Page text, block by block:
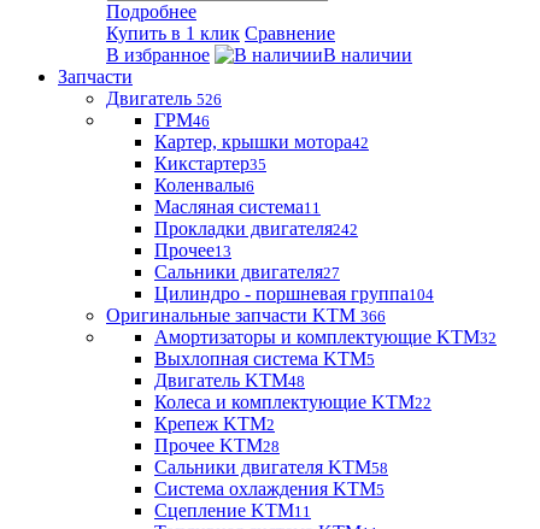
Подробнее
Купить в 1 клик Сравнение
В избранное
В наличии
Запчасти
Двигатель 526
ГРМ46
Картер, крышки мотора42
Кикстартер35
Коленвалы6
Масляная система11
Прокладки двигателя242
Прочее13
Сальники двигателя27
Цилиндро - поршневая группа104
Оригинальные запчасти KTM 366
Амортизаторы и комплектующие KTM32
Выхлопная система KTM5
Двигатель KTM48
Колеса и комплектующие KTM22
Крепеж KTM2
Прочее KTM28
Сальники двигателя KTM58
Система охлаждения KTM5
Сцепление KTM11